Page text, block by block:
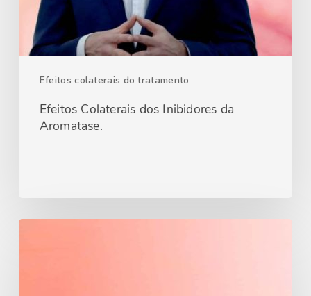
Efeitos colaterais do tratamento
Efeitos Colaterais dos Inibidores da
Aromatase.